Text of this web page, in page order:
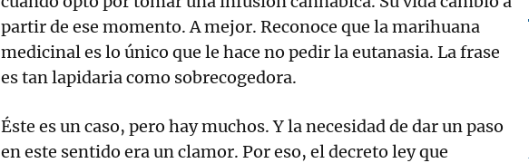
partir de ese momento. A mejor. Reconoce que la marihuana
medicinal es lo único que le hace no pedir la eutanasia. La frase
es tan lapidaria como sobrecogedora.
Éste es un caso, pero hay muchos. Y la necesidad de dar un paso
en este sentido era un clamor. Por eso, el decreto ley que